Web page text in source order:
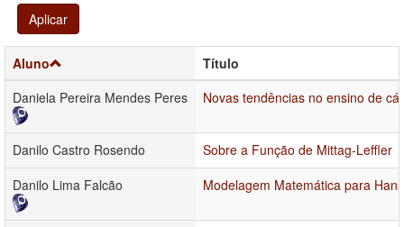
Aplicar
Aluno
Título
Daniela Pereira Mendes Peres
Novas tendências no ensino de
Danilo Castro Rosendo
Sobre a Função de Mittag-Leffler
Danilo Lima Falcão
Modelagem Matemática para